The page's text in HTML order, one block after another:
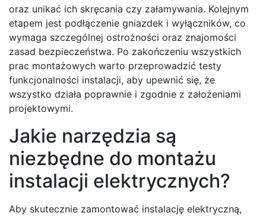
oraz unikać ich skręcania czy załamywania. Kolejnym
etapem jest podłączenie gniazdek i wyłączników, co
wymaga szczególnej ostrożności oraz znajomości
zasad bezpieczeństwa. Po zakończeniu wszystkich
prac montażowych warto przeprowadzić testy
funkcjonalności instalacji, aby upewnić się, że
wszystko działa poprawnie i zgodnie z założeniami
projektowymi.
Jakie narzędzia są
niezbędne do montażu
instalacji elektrycznych?
Aby skutecznie zamontować instalację elektryczną,